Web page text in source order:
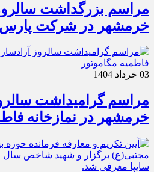
مراسم بزرگداشت
خرمشهر در شرکت پارس
03 خرداد 1404
مراسم گرامیداشت
خرمشهر در نمازخانه